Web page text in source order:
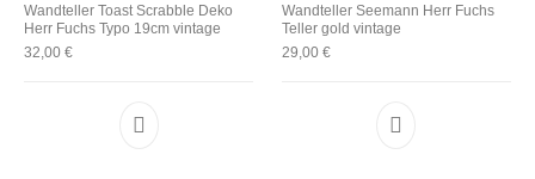
Wandteller Toast Scrabble Deko
Herr Fuchs Typo 19cm vintage
32,00€
Wandteller Seemann Herr Fuchs
Teller gold vintage
29,00 €